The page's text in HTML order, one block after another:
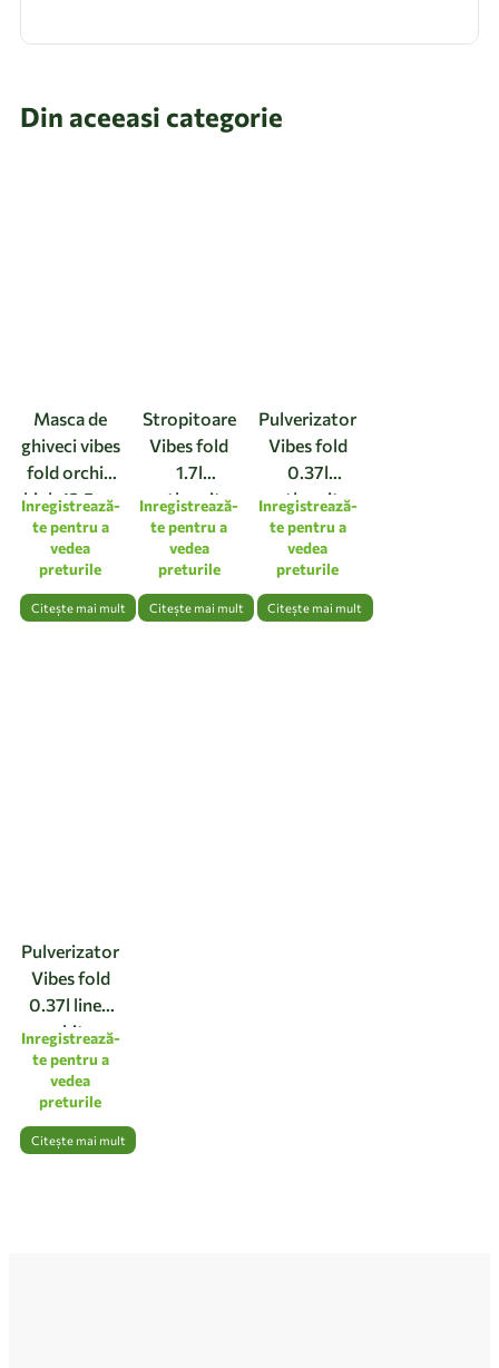
Din aceeasi categorie
Masca de
ghiveci vibes
fold orchid
high 12,5cm
linen white
Inregistrează-
te pentru a
vedea
preturile
Citește mai mult
Stropitoare
Vibes fold
1.7l
anthracite
Inregistrează-
te pentru a
vedea
preturile
Citește mai mult
Pulverizator
Vibes fold
0.37l
anthracite
Inregistrează-
te pentru a
vedea
preturile
Citește mai mult
Pulverizator
Vibes fold
0.37l linen
white
Inregistrează-
te pentru a
vedea
preturile
Citește mai mult